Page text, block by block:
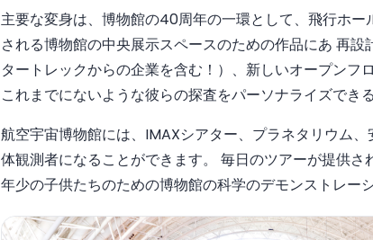
主要な変身は、博物館の40周年の一環として、飛行ホ
される博物館の中央展示スペースのための作品にあ 再
タートレックからの企業を含む！）、新しいオープン
これまでにないような彼らの探査をパーソナライズでき
航空宇宙博物館には、IMAXシアター、プラネタリウム
体観測者になることができます。 毎日のツアーが提供さ
年少の子供たちのための博物館の科学のデモンストレー